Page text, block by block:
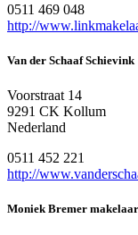
0511 469 048
http://
Van der Schaaf Schievink
Voorstraat 14
9291 CK Kollum
Nederland
0511 452 221
http://
Moniek Bremer